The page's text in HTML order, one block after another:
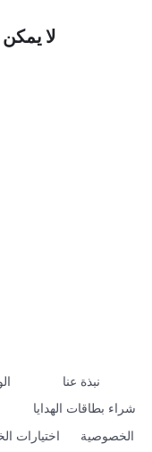
لا
نبذة عنا
شراء بطاقات الهدايا
الخصوصية
اختيارات